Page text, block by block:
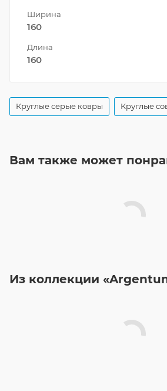
Ширина
160
Длина
160
Круглые серые ковры Круглые
Вам также может
Из коллекции